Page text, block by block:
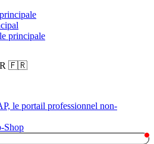
principale
🇫🇷
le portail professionnel non-
Shop